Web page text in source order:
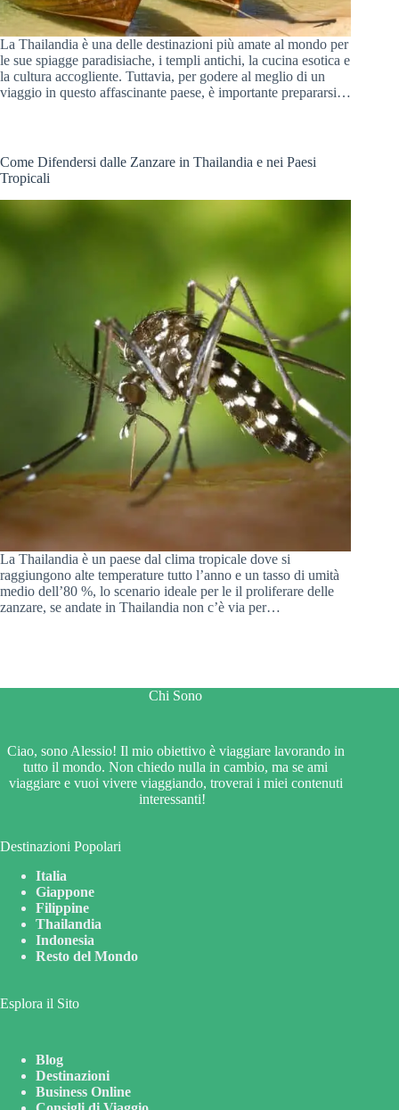
La Thailandia è una delle destinazioni più amate al mondo per
le sue spiagge paradisiache, i templi antichi, la cucina esotica e
la cultura accogliente. Tuttavia, per godere al meglio di un
viaggio in questo affascinante paese, è importante prepararsi…
Come Difendersi dalle Zanzare in Thailandia e nei Paesi
Tropicali
La Thailandia è un paese dal clima tropicale dove si
raggiungono alte temperature tutto l’anno e un tasso di umità
medio dell’80 %, lo scenario ideale per le il proliferare delle
zanzare, se andate in Thailandia non c’è via per…
Chi Sono
Ciao, sono Alessio! Il mio obiettivo è viaggiare lavorando in
tutto il mondo. Non chiedo nulla in cambio, ma se ami
viaggiare e vuoi vivere viaggiando, troverai i miei contenuti
interessanti!
Destinazioni Popolari
Italia
Giappone
Filippine
Thailandia
Indonesia
Resto del Mondo
Esplora il Sito
Blog
Destinazioni
Business Online